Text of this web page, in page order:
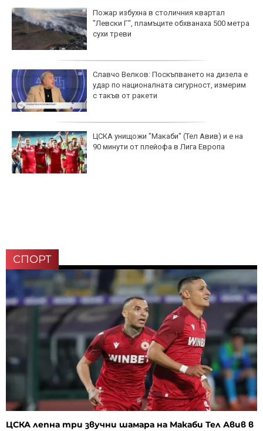
Пожар избухна в столичния квартал
"Левски Г", пламъците обхванаха 500 метра
сухи треви
Славчо Велков: Поскъпването на дизела е
удар по националната сигурност, измерим
с такъв от ракети
ЦСКА унищожи "Макаби" (Тел Авив) и е на
90 минути от плейофа в Лига Европа
СПОРТ
ЦСКА лепна три звучни шамара на Макаби Тел Авив в